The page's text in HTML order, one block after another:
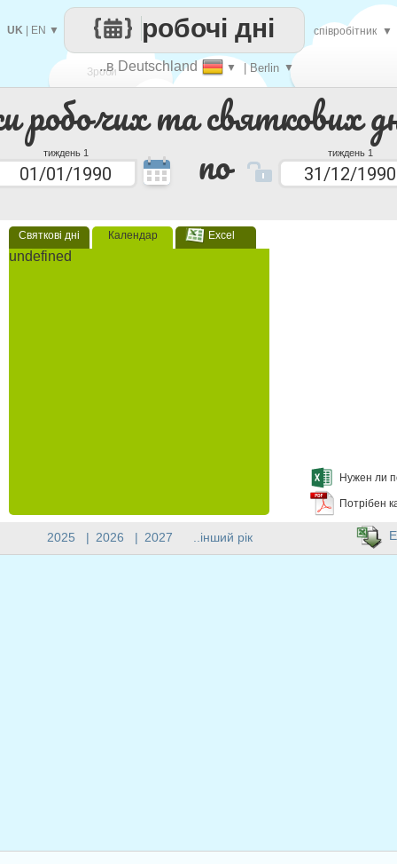
робочих та святкових
тиждень 1 по тиждень 1
Святкові дні Календар Excel
undefined
Нужен ли
Потрібен
Зроби
кожен
..в Deutschland ▼ | Berlin ▼
робочі дні
UK EN ▼ співробітник ▼
2025 | 2026 | 2027 ..інший рік